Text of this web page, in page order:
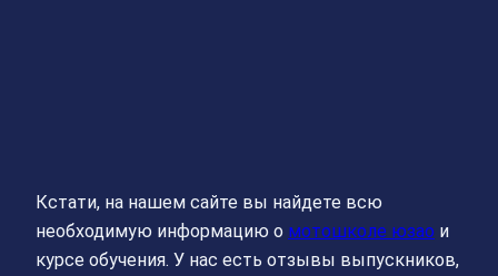
Кстати, на нашем сайте вы найдете всю
необходимую информацию о мотошколе юзао и
курсе обучения. У нас есть отзывы выпускников,